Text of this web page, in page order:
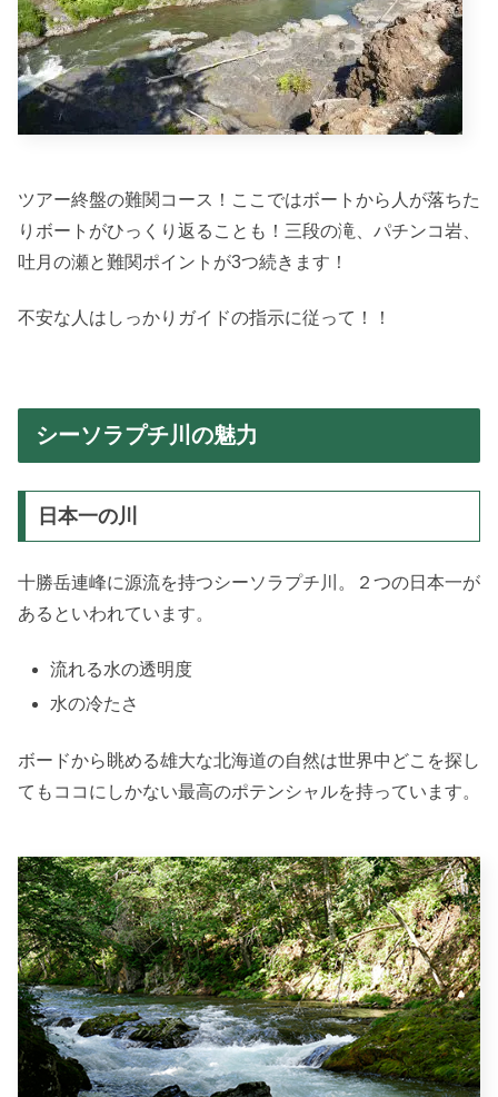
ツアー終盤の難関コース！ここではボートから人が落ちた
りボートがひっくり返ることも！三段の滝、パチンコ岩、
吐月の瀬と難関ポイントが3つ続きます！
不安な人はしっかりガイドの指示に従って！！
シーソラプチ川の魅力
日本一の川
十勝岳連峰に源流を持つシーソラプチ川。２つの日本一が
あるといわれています。
流れる水の透明度
水の冷たさ
ボードから眺める雄大な北海道の自然は世界中どこを探し
てもココにしかない最高のポテンシャルを持っています。